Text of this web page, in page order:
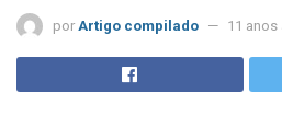
por Artigo compilado 11 anos